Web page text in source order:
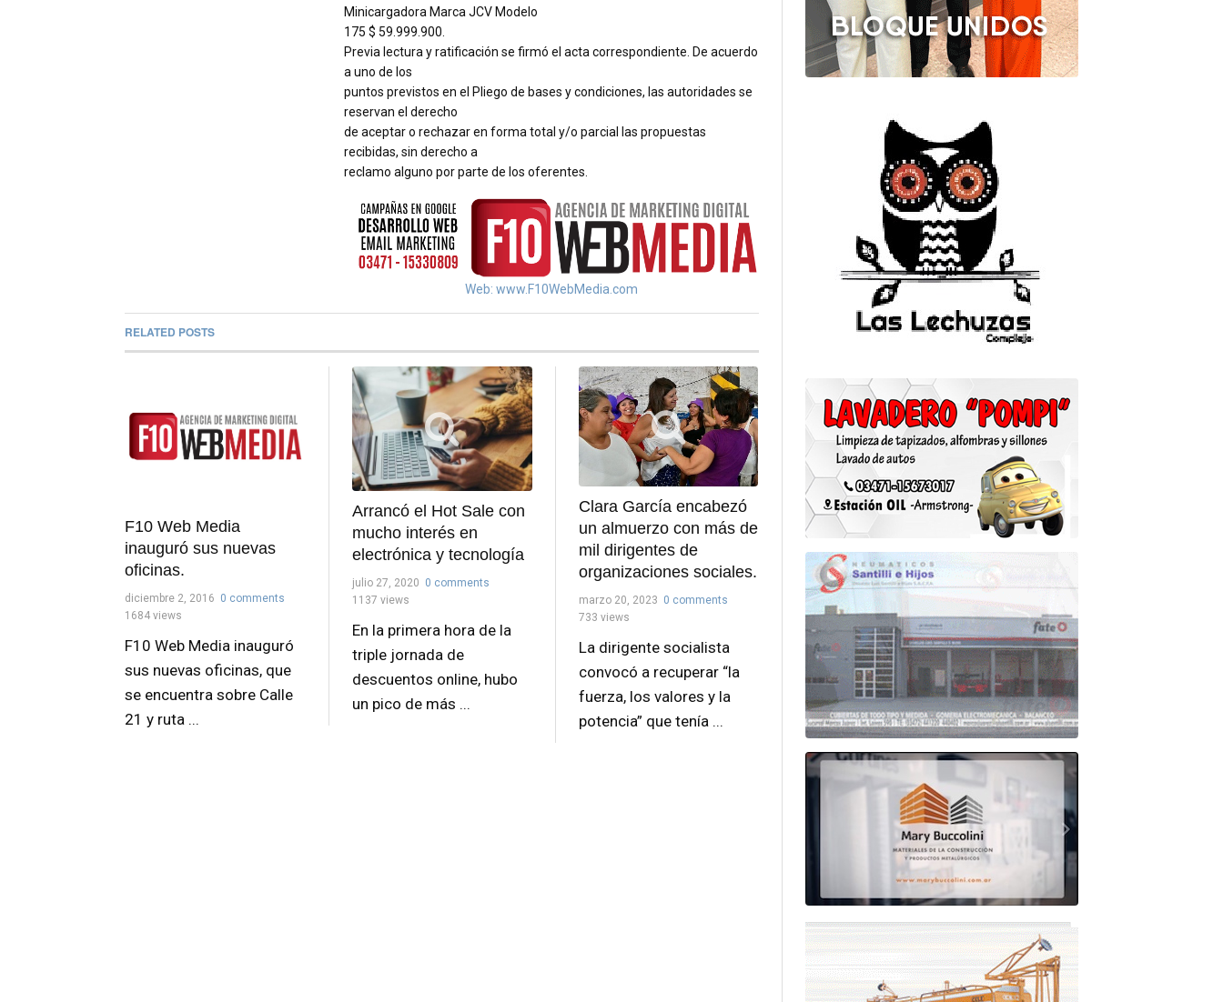
Minicargadora Marca JCV Modelo
175 $ 59.999.900.
Previa lectura y ratificación se firmó el acta correspondiente. De acuerdo
a uno de los
puntos previstos en el Pliego de bases y condiciones, las autoridades se
reservan el derecho
de aceptar o rechazar en forma total y/o parcial las propuestas
recibidas, sin derecho a
reclamo alguno por parte de los oferentes.
Web: www.F10WebMedia.com
RELATED POSTS
F10 Web Media
inauguró sus nuevas
oficinas.
diciembre 2, 2016 0 comments
1684 views
F10 Web Media inauguró
sus nuevas oficinas, que
se encuentra sobre Calle
21 y ruta ...
Arrancó el Hot Sale con
mucho interés en
electrónica y tecnología
julio 27, 2020 0 comments
1137 views
En la primera hora de la
triple jornada de
descuentos online, hubo
un pico de más ...
Clara García encabezó
un almuerzo con más de
mil dirigentes de
organizaciones sociales.
marzo 20, 2023 0 comments
733 views
La dirigente socialista
convocó a recuperar “la
fuerza, los valores y la
potencia” que tenía ...